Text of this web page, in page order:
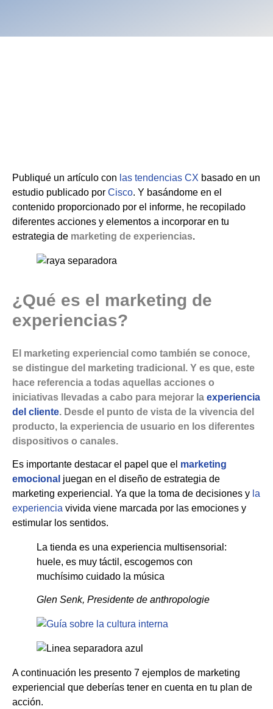
Publiqué un artículo con las tendencias CX basado en un
estudio publicado por Cisco. Y basándome en el
contenido proporcionado por el informe, he recopilado
diferentes acciones y elementos a incorporar en tu
estrategia de marketing de experiencias.
¿Qué es el marketing de
experiencias?
El marketing experiencial como también se conoce,
se distingue del marketing tradicional. Y es que, este
hace referencia a todas aquellas acciones o
iniciativas llevadas a cabo para mejorar la experiencia
del cliente. Desde el punto de vista de la vivencia del
producto, la experiencia de usuario en los diferentes
dispositivos o canales.
Es importante destacar el papel que el marketing
emocional juegan en el diseño de estrategia de
marketing experiencial. Ya que la toma de decisiones y la
experiencia vivida viene marcada por las emociones y
estimular los sentidos.
La tienda es una experiencia multisensorial:
huele, es muy táctil, escogemos con
muchísimo cuidado la música
Glen Senk, Presidente de anthropologie
A continuación les presento 7 ejemplos de marketing
experiencial que deberías tener en cuenta en tu plan de
acción.